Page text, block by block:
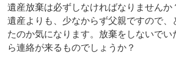
遺産放棄は必ずしなければなりませんか
遺産よりも、少なからず父親ですので、
たのか気になります。放棄をしないで
ら連絡が来るものでしょうか？